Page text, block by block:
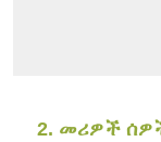
2. መሪዎች